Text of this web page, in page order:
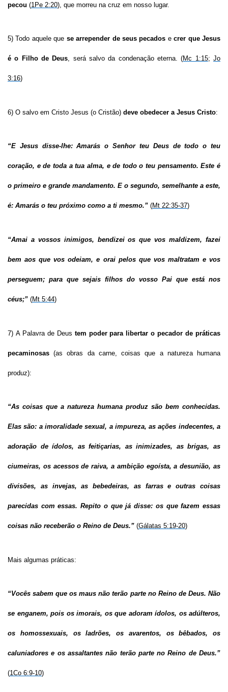
pecou (1Pe 2:20), que morreu na cruz em nosso lugar.
5) Todo aquele que se arrepender de seus pecados ecrer que Jesus
é o Filho de Deus, será salvo da condenação eterna. (Mc 1:15;Jo
3:16)
6) O salvo em Cristo Jesus (o Cristão) deve obedecer a Jesus Cristo:
“E Jesus disse-lhe: Amarás o Senhor teu Deus de todo o teu
coração, e de toda a tua alma, e de todo o teu pensamento. Este é
o primeiro e grande mandamento. E o segundo, semelhante a este,
é: Amarás o teu próximo como a ti mesmo.” (Mt 22:35-37)
“Amai a vossos inimigos, bendizei os que vos maldizem, fazei
bem aos que vos odeiam, e orai pelos que vos maltratam e vos
perseguem; para que sejais filhos do vosso Pai que está nos
céus;” (Mt 5:44)
7) A Palavra de Deus tem poder para libertar o pecador de práticas
pecaminosas(as obras da carne, coisas que a natureza humana
produz):
“As coisas que a natureza humana produz são bem conhecidas.
Elas são: a imoralidade sexual, a impureza, as ações indecentes, a
adoração de ídolos, as feitiçarias, as inimizades, as brigas, as
ciumeiras, os acessos de raiva, a ambição egoísta, a desunião, as
divisões, as invejas, as bebedeiras, as farras e outras coisas
parecidas com essas. Repito o que já disse: os que fazem essas
coisas não receberão o Reino de Deus.” (Gálatas 5:19-20)
Mais algumas práticas:
“Vocês sabem que os maus não terão parte no Reino de Deus. Não
se enganem, pois os imorais, os que adoram ídolos, os adúlteros,
os homossexuais, os ladrões, os avarentos, os bêbados, os
caluniadores e os assaltantes não terão parte no Reino de Deus.”
(1Co 6:9-10)